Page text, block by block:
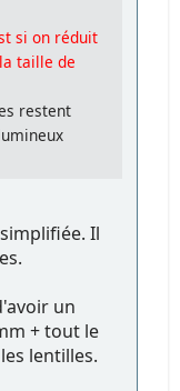
si on réduit
taille de
restent
Il
un
+ tout le
lentilles.